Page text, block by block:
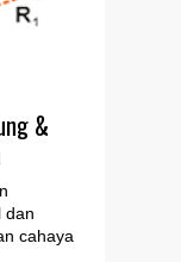
&
dan
cahaya